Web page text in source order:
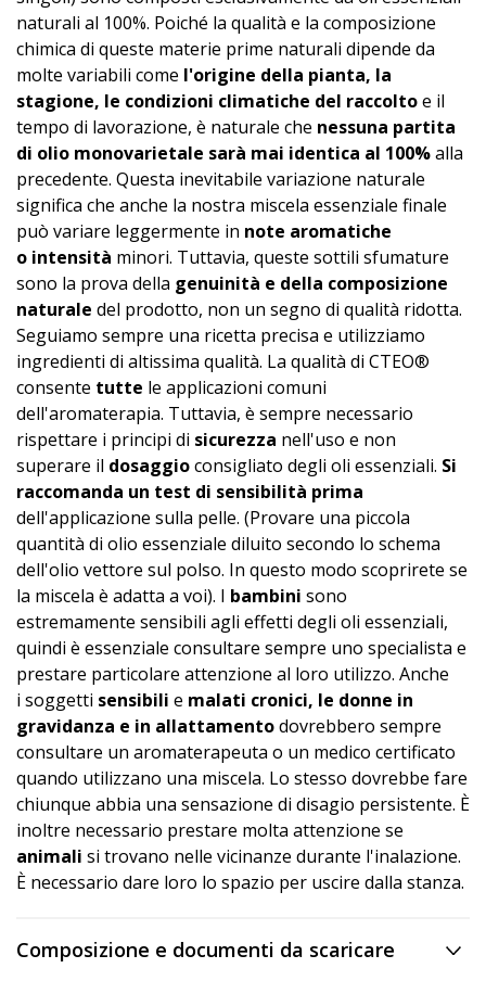
naturali al 100%. Poiché la qualità e la composizione
chimica di queste materie prime naturali dipende da
molte variabili come l'origine della pianta, la
stagione, le condizioni climatiche del raccoltoe il
tempo di lavorazione, è naturale che nessuna partita
di olio monovarietale sarà mai identica al 100%alla
precedente. Questa inevitabile variazione naturale
significa che anche la nostra miscela essenziale finale
può variare leggermente in note aromatiche
o intensità minori. Tuttavia, queste sottili sfumature
sono la prova della genuinità e della composizione
naturale del prodotto, non un segno di qualità ridotta.
Seguiamo sempre una ricetta precisa e utilizziamo
ingredienti di altissima qualità. La qualità di CTEO®
consente tutte le applicazioni comuni
dell'aromaterapia. Tuttavia, è sempre necessario
rispettare i principi di sicurezza nell'uso e non
superare il dosaggioconsigliato degli oli essenziali. Si
raccomanda un test di sensibilità prima
dell'applicazione sulla pelle. (Provare una piccola
quantità di olio essenziale diluito secondo lo schema
dell'olio vettore sul polso. In questo modo scoprirete se
la miscela è adatta a voi). I bambini sono
estremamente sensibili agli effetti degli oli essenziali,
quindi è essenziale consultare sempre uno specialista e
prestare particolare attenzione al loro utilizzo. Anche
i soggetti sensibili e malati cronici, le donne in
gravidanza e in allattamentodovrebbero sempre
consultare un aromaterapeuta o un medico certificato
quando utilizzano una miscela. Lo stesso dovrebbe fare
chiunque abbia una sensazione di disagio persistente. È
inoltre necessario prestare molta attenzione se
animali si trovano nelle vicinanze durante l'inalazione.
È necessario dare loro lo spazio per uscire dalla stanza.
Composizione e documenti da scaricare